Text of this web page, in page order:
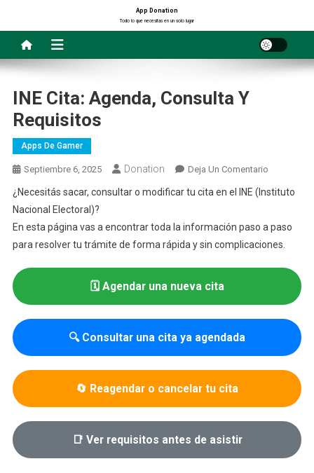
contenido
App Donation
Todo lo que necesitas en un solo lugar
INE Cita: Agenda, Consulta Y
Requisitos
Apps De Gamer
Septiembre 6, 2025 Donation Deja Un ComentarioEn
Consulta
Y
Requisitos
¿Necesitás sacar, consultar o modificar tu cita en el INE (Instituto
Nacional Electoral)?
En esta página vas a encontrar toda la información paso a paso
para resolver tu trámite de forma rápida y sin complicaciones.
🗓️ Agendar una nueva cita
🔍 Consultar una cita ya agendada
🔄 Reagendar o cancelar tu cita
📑 Ver requisitos antes de asistir